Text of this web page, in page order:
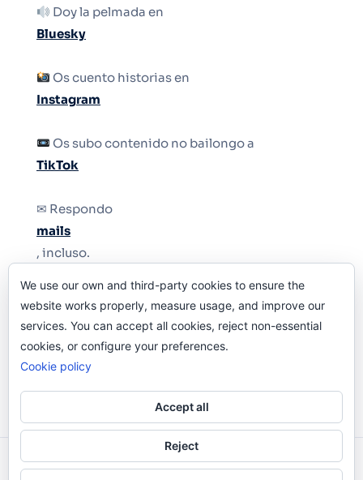
Doy la pelmada en
Bluesky
Os cuento historias en
Instagram
Os subo contenido no bailongo a
TikTok
✉ Respondo
mails
, incluso.
Y si una persona no puede tener teléfono, que
le quiten el teléfono.
Odi O'Malley © 2016-2025. Todos Los Derechos
We use our own and third-party cookies to ensure the
website works properly, measure usage, and improve our
services. You can accept all cookies, reject non-essential
cookies, or configure your preferences.
Cookie policy
Accept all
Reject